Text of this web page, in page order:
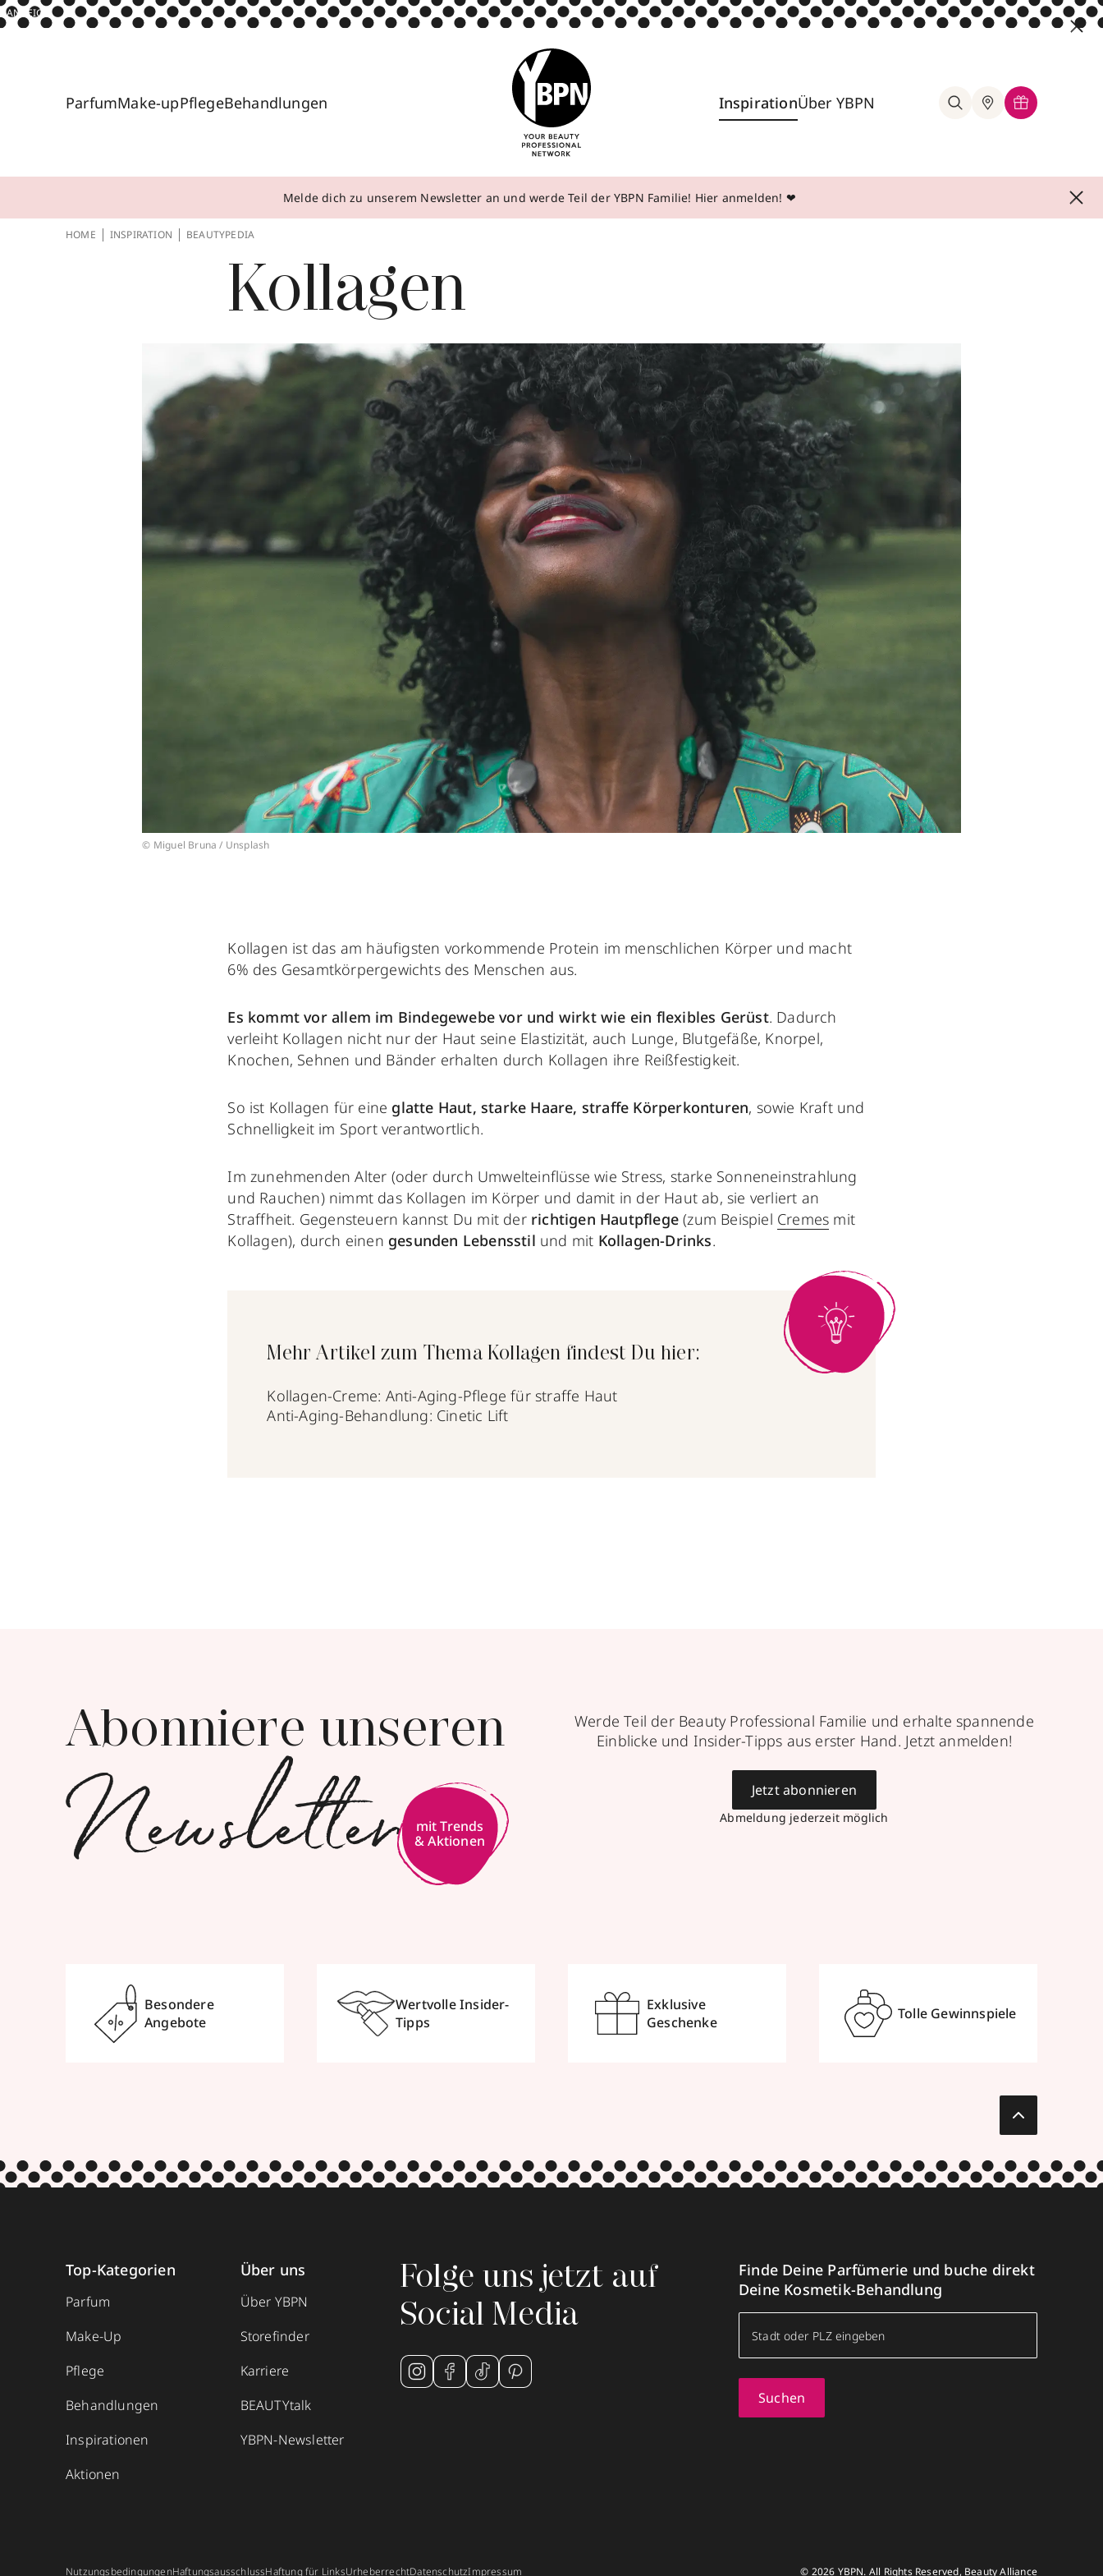
ANZEIGE
ParfumMake-upPflegeBehandlungen InspirationÜber YBPN
Melde dich zu unserem Newsletter an und werde Teil der YBPN Familie! Hier anmelden! ❤
HOME INSPIRATION BEAUTYPEDIA
Kollagen
© Miguel Bruna / Unsplash
Kollagen ist das am häufigsten vorkommende Protein im menschlichen Körper und macht
6% des Gesamtkörpergewichts des Menschen aus.
Es kommt vor allem im Bindegewebe vor und wirkt wie ein flexibles Gerüst. Dadurch
verleiht Kollagen nicht nur der Haut seine Elastizität, auch Lunge, Blutgefäße, Knorpel,
Knochen, Sehnen und Bänder erhalten durch Kollagen ihre Reißfestigkeit.
So ist Kollagen für eine glatte Haut, starke Haare, straffe Körperkonturen, sowie Kraft und
Schnelligkeit im Sport verantwortlich.
Im zunehmenden Alter (oder durch Umwelteinflüsse wie Stress, starke Sonneneinstrahlung
und Rauchen) nimmt das Kollagen im Körper und damit in der Haut ab, sie verliert an
Straffheit. Gegensteuern kannst Du mit der richtigen Hautpflege(zum Beispiel Cremes mit
Kollagen), durch einen gesunden Lebensstil und mit Kollagen-Drinks.
Mehr Artikel zum Thema Kollagen findest Du hier:
Kollagen-Creme: Anti-Aging-Pflege für straffe Haut
Anti-Aging-Behandlung: Cinetic Lift
Abonniere unseren
Newsletter
mit Trends
& Aktionen
Werde Teil der Beauty Professional Familie und erhalte spannende
Einblicke und Insider-Tipps aus erster Hand. Jetzt anmelden!
Abmeldung jederzeit möglich
Jetzt abonnieren
Besondere
Angebote
Wertvolle Insider-
Tipps
Exklusive
Geschenke
Tolle Gewinnspiele
Top-Kategorien
Parfum
Make-Up
Pflege
Behandlungen
Inspirationen
Aktionen
Über uns
Über YBPN
Storefinder
Karriere
BEAUTYtalk
YBPN-Newsletter
Folge uns jetzt auf
Social Media
Finde Deine Parfümerie und buche direkt
Deine Kosmetik-Behandlung
Suchen
NutzungsbedingungenHaftungsausschlussHaftung für LinksUrheberrechtDatenschutzImpressum © 2026 YBPN. All Rights Reserved, Beauty Alliance